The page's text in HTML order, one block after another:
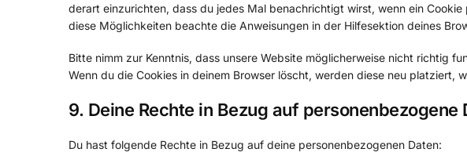
derart einzurichten, dass du jedes Mal benachrichtigt wirst, wenn ein
diese Möglichkeiten beachte die Anweisungen in der Hilfesektion deines
Bitte nimm zur Kenntnis, dass unsere Website möglicherweise nicht richtig
Wenn du die Cookies in deinem Browser löscht, werden diese neu platziert,
9. Deine Rechte in Bezug auf personenbezogene
Du hast folgende Rechte in Bezug auf deine personenbezogenen Daten: